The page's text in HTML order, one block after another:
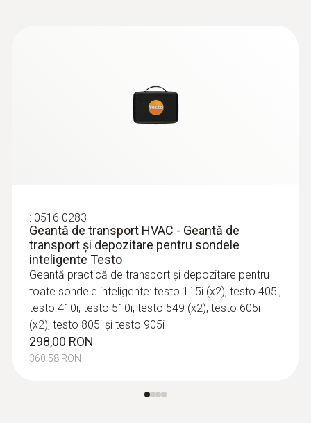
testo 440 - Instrument pentru
măsurarea vitezei aerului și calitatea
aerului ambiental
1.810,00 RON
2.190,10 RON
HVAC/R
Pentru toate măsurările care implică sisteme
de încălzire, climatizare, refrigerare și
ventilație
5.614,00 RON
: 0516 0283
Geantă de transport HVAC - Geantă de
transport și depozitare pentru sondele
inteligente Testo
Geantă practică de transport și depozitare pentru
toate sondele inteligente: testo 115i (x2), testo 405i,
testo 410i, testo 510i, testo 549 (x2), testo 605i
(x2), testo 805i și testo 905i
298,00 RON
360,58 RON